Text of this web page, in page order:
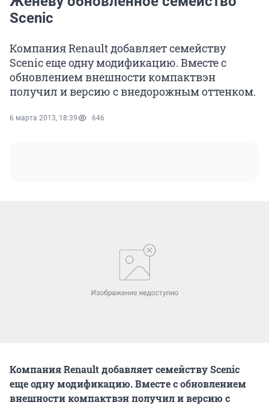
Scenic
Компания Renault добавляет семейству
Scenic еще одну модификацию. Вместе с
обновлением внешности компактвэн
получил и версию с внедорожным оттенком.
6 марта 2013, 18:39 646
Компания Renault добавляет семейству Scenic
еще одну модификацию. Вместе с обновлением
внешности компактвэн получил и версию с